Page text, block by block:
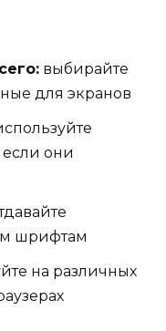
выбирайте
для экранов
они
шрифтам
на различных